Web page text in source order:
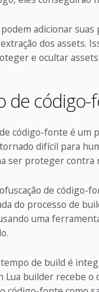
adicionar
dos assets.
e ocultar
de
código-fonte é um
difícil para
ser proteger contra
de código-
do processo de
uma
tempo de build é
Lua builder recebe